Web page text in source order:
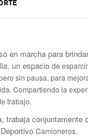
en marcha para
un espacio de
sin pausa, para
Compartiendo la
trabajo.
trabaja conjuntamente
Camioneros.